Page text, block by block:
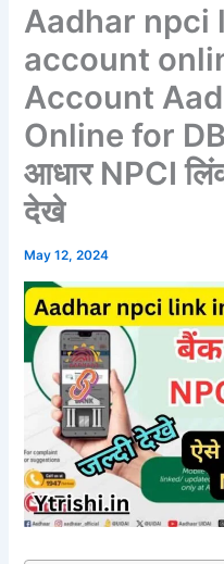
Aadhar npci
account
Account
Online for
आधार NPCI
देखे
May 12, 2024